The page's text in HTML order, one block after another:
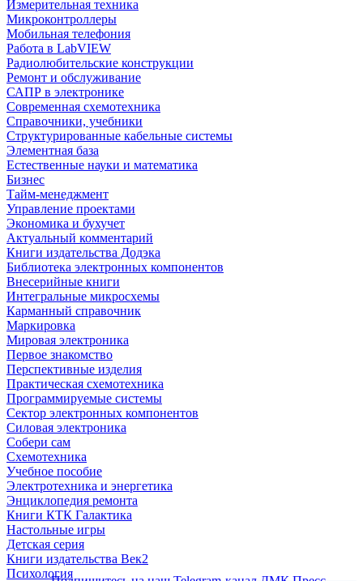
Измерительная техника
Микроконтроллеры
Мобильная телефония
Работа в LabVIEW
Радиолюбительские конструкции
Ремонт и обслуживание
САПР в электронике
Современная схемотехника
Справочники, учебники
Структурированные кабельные системы
Элементная база
Естественные науки и математика
Бизнес
Тайм-менеджмент
Управление проектами
Экономика и бухучет
Актуальный комментарий
Книги издательства Додэка
Библиотека электронных компонентов
Внесерийные книги
Интегральные микросхемы
Карманный справочник
Маркировка
Мировая электроника
Первое знакомство
Перспективные изделия
Практическая схемотехника
Программируемые системы
Сектор электронных компонентов
Силовая электроника
Собери сам
Схемотехника
Учебное пособие
Электротехника и энергетика
Энциклопедия ремонта
Книги КТК Галактика
Настольные игры
Детская серия
Книги издательства Век2
Психология